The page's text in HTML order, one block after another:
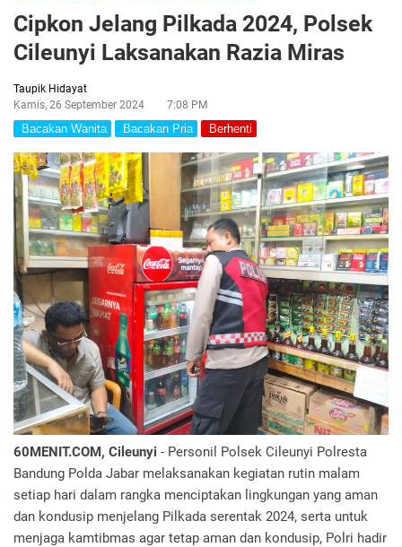
Cipkon Jelang Pilkada 2024, Polsek
Cileunyi Laksanakan Razia Miras
Taupik Hidayat
Kamis, 26 September 2024
7:08 PM
Bacakan Wanita Bacakan Pria Berhenti
60MENIT.COM, Cileunyi - Personil Polsek Cileunyi Polresta
Bandung Polda Jabar melaksanakan kegiatan rutin malam
setiap hari dalam rangka menciptakan lingkungan yang aman
dan kondusip menjelang Pilkada serentak 2024, serta untuk
menjaga kamtibmas agar tetap aman dan kondusip, Polri hadir